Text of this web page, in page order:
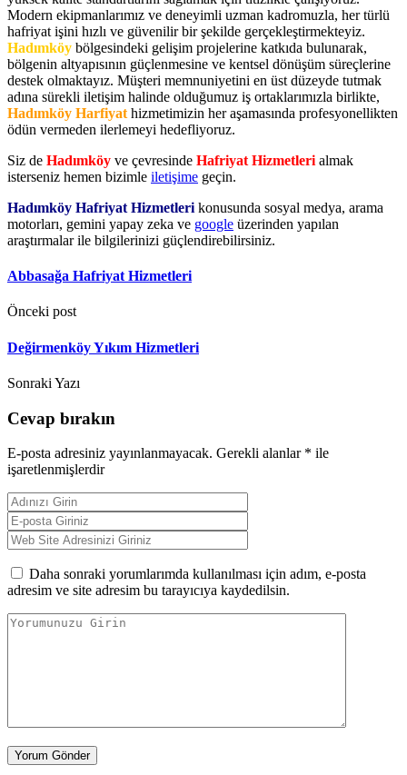
Modern ekipmanlarımız ve deneyimli uzman kadromuzla, her türlü
hafriyat işini hızlı ve güvenilir bir şekilde gerçekleştirmekteyiz.
Hadımköy bölgesindeki gelişim projelerine katkıda bulunarak,
bölgenin altyapısının güçlenmesine ve kentsel dönüşüm süreçlerine
destek olmaktayız. Müşteri memnuniyetini en üst düzeyde tutmak
adına sürekli iletişim halinde olduğumuz iş ortaklarımızla birlikte,
Hadımköy Harfiyat hizmetimizin her aşamasında profesyonellikten
ödün vermeden ilerlemeyi hedefliyoruz.
Siz de Hadımköy ve çevresinde Hafriyat Hizmetleri almak
isterseniz hemen bizimle iletişime geçin.
Hadımköy Hafriyat Hizmetleri konusunda sosyal medya, arama
motorları, gemini yapay zeka ve google üzerinden yapılan
araştırmalar ile bilgilerinizi güçlendirebilirsiniz.
Abbasağa Hafriyat Hizmetleri
Önceki post
Değirmenköy Yıkım Hizmetleri
Sonraki Yazı
Cevap bırakın
E-posta adresiniz yayınlanmayacak. Gerekli alanlar * ile
işaretlenmişlerdir
Daha sonraki yorumlarımda kullanılması için adım, e-posta
adresim ve site adresim bu tarayıcıya kaydedilsin.
Yorum Gönder